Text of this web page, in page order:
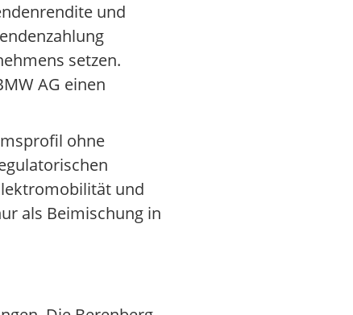
und
setzen.
AG einen
ohne
und
als Beimischung in